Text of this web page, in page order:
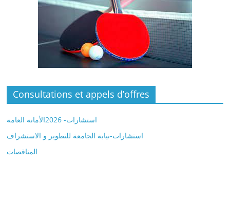
Consultations et appels d’offres
استشارات- 2026الأمانة العامة
استشارات-نيابة الجامعة للتطوير و الاستشراف
المناقصات